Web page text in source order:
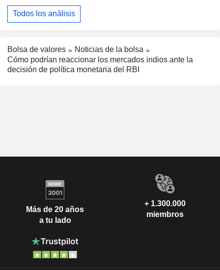
Todos los análisis
Bolsa de valores
Noticias de la bolsa
Cómo podrían reaccionar los mercados indios ante la
decisión de política monetaria del RBI
Más de 20 años
a tu lado
+ 1.300.000
miembros